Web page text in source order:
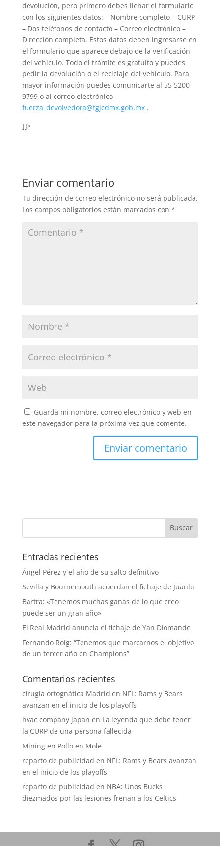
devolución, pero primero debes llenar el formulario
con los siguientes datos: – Nombre completo – CURP
– Dos teléfonos de contacto – Correo electrónico –
Dirección completa. Estos datos deben ingresarse en
el formulario que aparece debajo de la verificación
del vehículo. Todo el trámite es gratuito y puedes
pedir la devolución o el reciclaje del vehículo. Para
mayor información puedes comunicarte al 55 5200
9799 o al correo electrónico
fuerza_devolvedora@fgjcdmx.gob.mx.
]]>
Enviar comentario
Tu dirección de correo electrónico no será publicada.
Los campos obligatorios están marcados con *
Guarda mi nombre, correo electrónico y web en
este navegador para la próxima vez que comente.
Entradas recientes
Ángel Pérez y el año de su salto definitivo
Sevilla y Bournemouth acuerdan el fichaje de Juanlu
Bartra: «Tenemos muchas ganas de lo que creo
puede ser un gran año»
El Real Madrid anuncia el fichaje de Yan Diomande
Fernando Roig: “Tenemos que marcarnos el objetivo
de un tercer año en Champions”
Comentarios recientes
cirugía ortognática Madrid en NFL: Rams y Bears
avanzan en el inicio de los playoffs
hvac company japan en La leyenda que debe tener
la CURP de una persona fallecida
Miningen Pollo en Mole
reparto de publicidad en NFL: Rams y Bears avanzan
en el inicio de los playoffs
reparto de publicidad en NBA: Unos Bucks
diezmados por las lesiones frenan a los Celtics